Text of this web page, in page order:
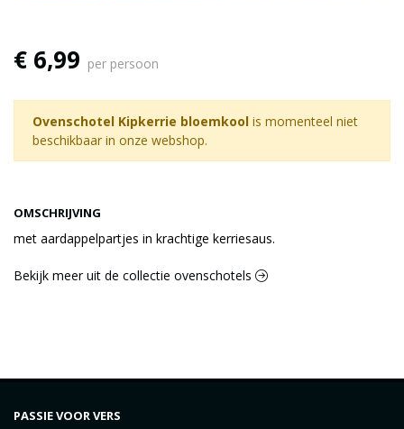
OMSCHRIJVING
met aardappelpartjes in krachtige kerriesaus.
€ 6,99 per persoon
Ovenschotel Kipkerrie bloemkool is momenteel niet
beschikbaar in onze webshop.
Bekijk meer uit de collectie ovenschotels
PASSIE VOOR VERS